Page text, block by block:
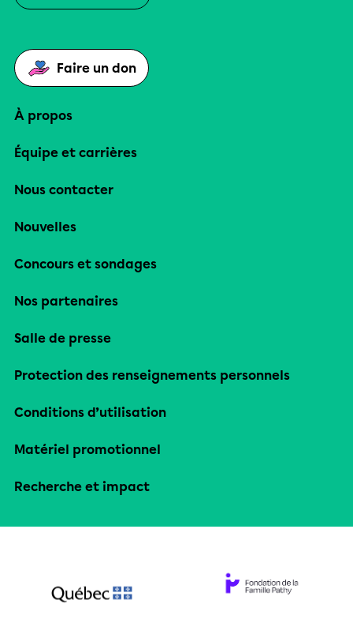
Faire un don
À propos
Équipe et carrières
Nous contacter
Nouvelles
Concours et sondages
Nos partenaires
Salle de presse
Protection des renseignements personnels
Conditions d’utilisation
Matériel promotionnel
Recherche et impact